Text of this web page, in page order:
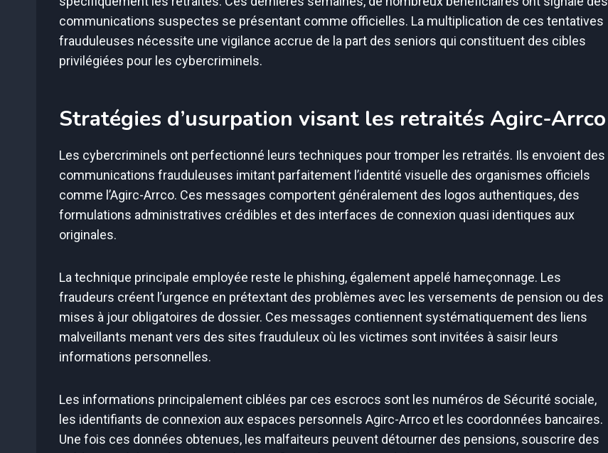
communications suspectes se présentant comme officielles. La multiplication de ces tentatives
frauduleuses nécessite une vigilance accrue de la part des seniors qui constituent des cibles
privilégiées pour les cybercriminels.
Stratégies d’usurpation visant les retraités Agirc-Arrco
Les cybercriminels ont perfectionné leurs techniques pour tromper les retraités. Ils envoient des
communications frauduleuses imitant parfaitement l’identité visuelle des organismes officiels
comme l’Agirc-Arrco. Ces messages comportent généralement des logos authentiques, des
formulations administratives crédibles et des interfaces de connexion quasi identiques aux
originales.
La technique principale employée reste le phishing, également appelé hameçonnage. Les
fraudeurs créent l’urgence en prétextant des problèmes avec les versements de pension ou des
mises à jour obligatoires de dossier. Ces messages contiennent systématiquement des liens
malveillants menant vers des sites frauduleux où les victimes sont invitées à saisir leurs
informations personnelles.
Les informations principalement ciblées par ces escrocs sont les numéros de Sécurité sociale,
les identifiants de connexion aux espaces personnels Agirc-Arrco et les coordonnées bancaires.
Une fois ces données obtenues, les malfaiteurs peuvent détourner des pensions, souscrire des